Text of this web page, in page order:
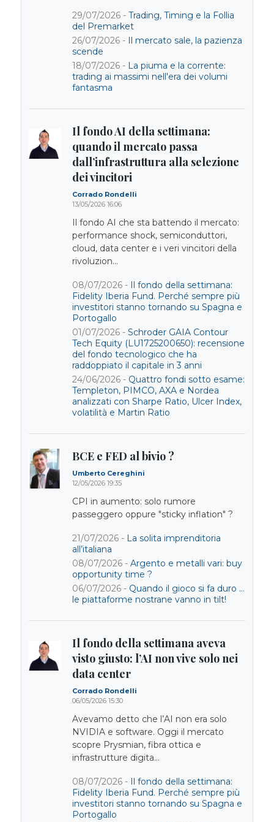
29/07/2026 - Trading, Timing e la Follia
del Premarket
26/07/2026 - Il mercato sale, la pazienza
scende
18/07/2026 - La piuma e la corrente:
trading ai massimi nell'era dei volumi
fantasma
Il fondo AI della settimana:
quando il mercato passa
dall’infrastruttura alla selezione
dei vincitori
Corrado Rondelli
13/05/2026 16:06
Il fondo AI che sta battendo il mercato:
performance shock, semiconduttori,
cloud, data center e i veri vincitori della
rivoluzion...
08/07/2026 - Il fondo della settimana:
Fidelity Iberia Fund. Perché sempre più
investitori stanno tornando su Spagna e
Portogallo
01/07/2026 - Schroder GAIA Contour
Tech Equity (LU1725200650): recensione
del fondo tecnologico che ha
raddoppiato il capitale in 3 anni
24/06/2026 - Quattro fondi sotto esame:
Templeton, PIMCO, AXA e Nordea
analizzati con Sharpe Ratio, Ulcer Index,
volatilità e Martin Ratio
BCE e FED al bivio ?
Umberto Cereghini
12/05/2026 19:35
CPI in aumento: solo rumore
passeggero oppure "sticky inflation" ?
21/07/2026 - La solita imprenditoria
all’italiana
08/07/2026 - Argento e metalli vari: buy
opportunity time ?
06/07/2026 - Quando il gioco si fa duro …
le piattaforme nostrane vanno in tilt!
Il fondo della settimana aveva
visto giusto: l’AI non vive solo nei
data center
Corrado Rondelli
06/05/2026 15:30
Avevamo detto che l’AI non era solo
NVIDIA e software. Oggi il mercato
scopre Prysmian, fibra ottica e
infrastrutture digita...
08/07/2026 - Il fondo della settimana:
Fidelity Iberia Fund. Perché sempre più
investitori stanno tornando su Spagna e
Portogallo